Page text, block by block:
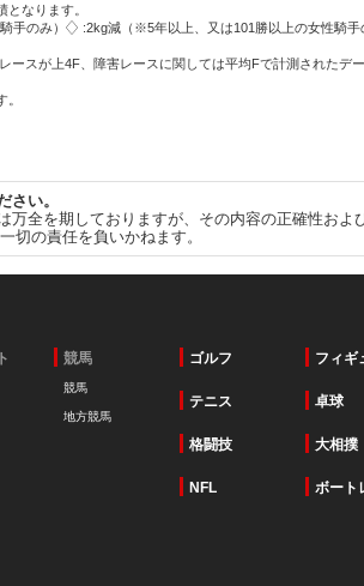
なります。
手のみ）
:2kg減（※5年以上、又は101勝以上の女性騎手
スが上4F、障害レースに関しては平均Fで計測されたデ
さい。
全を期しておりますが、その内容の正確性お
切の責任を負いかねます。
競馬
競馬
地方競馬
ゴルフ フィギ
テニス 卓球
格闘技 大相撲
NFL ボート